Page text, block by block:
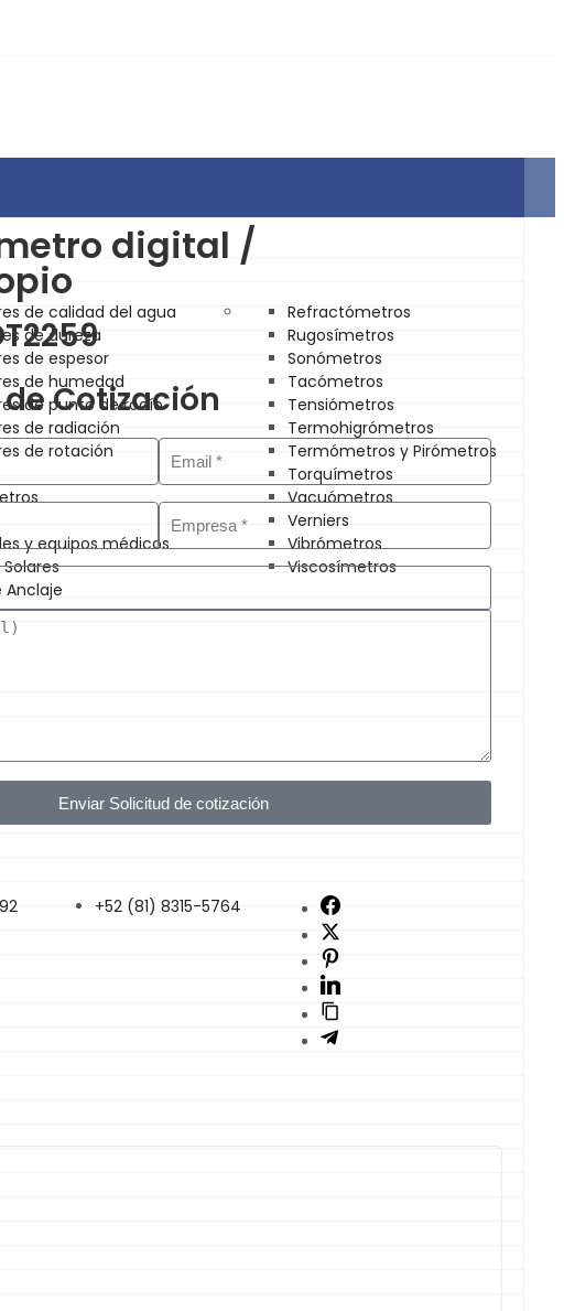
de calidad del agua
de dureza
de espesor
de humedad
de punto de rocío
de radiación
de rotación
y equipos médicos
Anclaje
Refractómetros
Rugosímetros
Sonómetros
Tacómetros
Tensiómetros
Termohigrómetros
Termómetros y Pirómetros
Torquímetros
Vacuómetros
Verniers
Vibrómetros
Viscosímetros
digital /
Cotización
Enviar Solicitud de cotización
+52 (81) 8315-5764